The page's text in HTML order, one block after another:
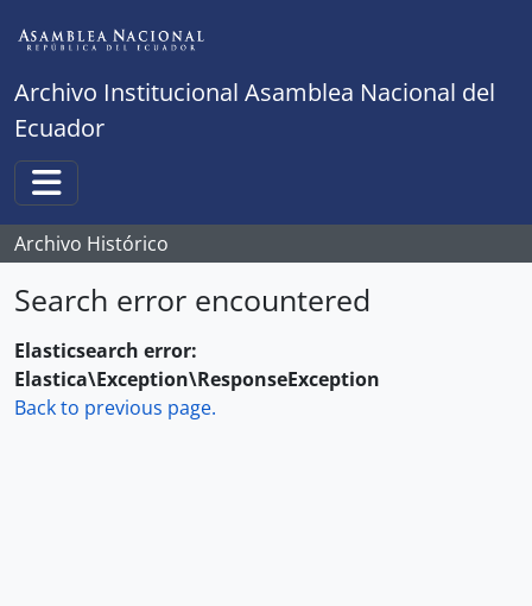
Archivo Institucional Asamblea Nacional del
Ecuador
Toggle navigation
Archivo Histórico
Search error encountered
Elasticsearch error:
Elastica\Exception\ResponseException
Back to previous page.